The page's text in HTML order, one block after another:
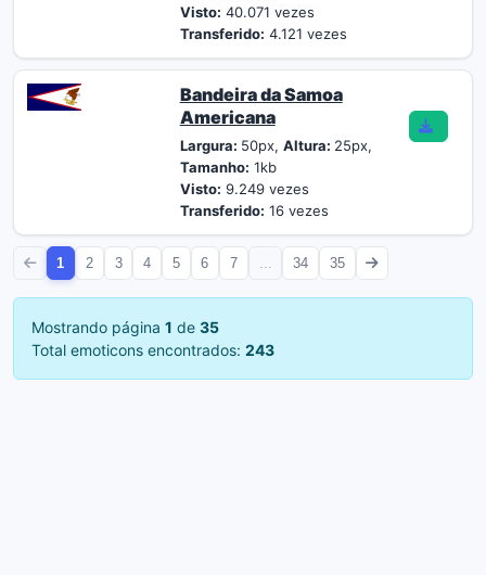
Visto: 40.071 vezes
Transferido: 4.121 vezes
Bandeira da Samoa
Americana
Largura: 50px, Altura: 25px,
Tamanho: 1kb
Visto: 9.249 vezes
Transferido: 16 vezes
1 2 3 4 5 6 7 34 35
Mostrando página 1 de 35
Total emoticons encontrados: 243